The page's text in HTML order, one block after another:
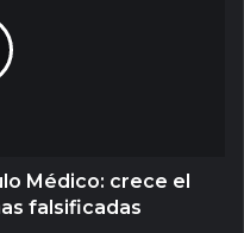
Médico: crece el
falsificadas